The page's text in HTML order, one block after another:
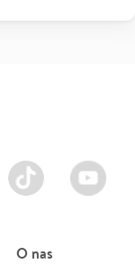
TikTok Youtube
O nas